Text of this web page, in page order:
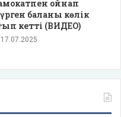
ойнап
баланы көлік
кетті (ВИДЕО)
17.07.2025